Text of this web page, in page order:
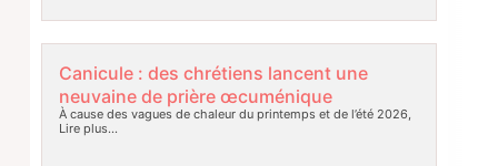
Canicule : des chrétiens lancent une
neuvaine de prière œcuménique
À cause des vagues de chaleur du printemps et de l’été 2026,
Lire plus…